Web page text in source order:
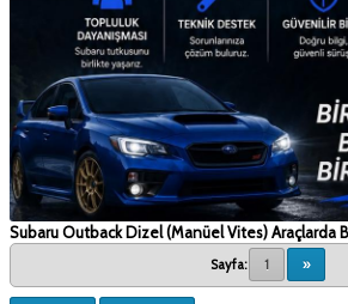
Subaru Outback Dizel (Manüel Vites) Araçlarda
Sayfa: 1 »